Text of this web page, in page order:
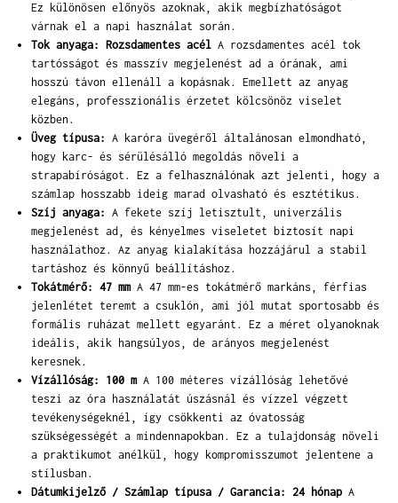
Ez különösen előnyös azoknak, akik megbízhatóságot
várnak el a napi használat során.
Tok anyaga: Rozsdamentes acél A rozsdamentes acél tok
tartósságot és masszív megjelenést ad a órának, ami
hosszú távon ellenáll a kopásnak. Emellett az anyag
elegáns, professzionális érzetet kölcsönöz viselet
közben.
Üveg típusa: A karóra üvegéről általánosan elmondható,
hogy karc- és sérülésálló megoldás növeli a
strapabíróságot. Ez a felhasználónak azt jelenti, hogy a
számlap hosszabb ideig marad olvasható és esztétikus.
Szíj anyaga: A fekete szíj letisztult, univerzális
megjelenést ad, és kényelmes viseletet biztosít napi
használathoz. Az anyag kialakítása hozzájárul a stabil
tartáshoz és könnyű beállításhoz.
Tokátmérő: 47 mmA 47 mm-es tokátmérő markáns, férfias
jelenlétet teremt a csuklón, ami jól mutat sportosabb és
formális ruházat mellett egyaránt. Ez a méret olyanoknak
ideális, akik hangsúlyos, de arányos megjelenést
keresnek.
Vízállóság: 100 mA 100 méteres vízállóság lehetővé
teszi az óra használatát úszásnál és vízzel végzett
tevékenységeknél, így csökkenti az óvatosság
szükségességét a mindennapokban. Ez a tulajdonság növeli
a praktikumot anélkül, hogy kompromisszumot jelentene a
stílusban.
Dátumkijelző / Számlap típusa / Garancia: 24 hónap A